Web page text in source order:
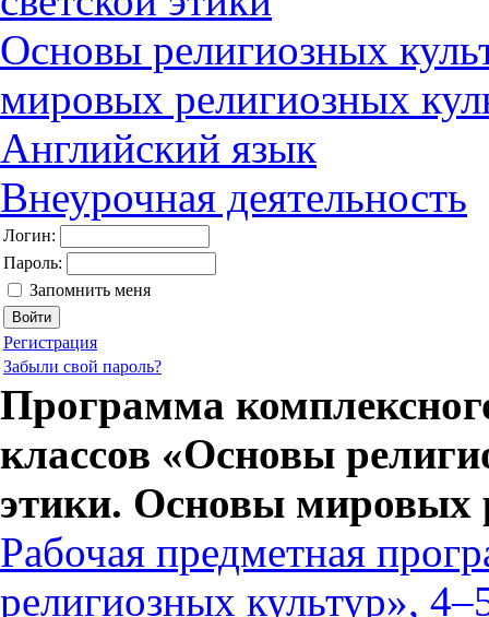
Основы религиозных
мировых религиозных
Английский язык
Внеурочная деятельность
Логин:
Пароль:
Запомнить меня
Регистрация
Забыли свой пароль?
Программа
классов «Основы
этики. Основы мировых
Рабочая предметная
религиозных культур»,